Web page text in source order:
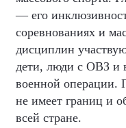
— его
соревнованиях и
дисциплин
дети, люди с ОВЗ и
военной операции.
не имеет границ и
всей стране.